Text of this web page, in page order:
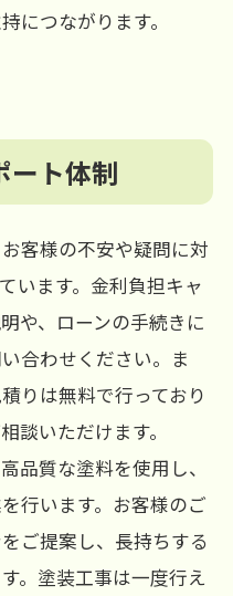
につながります。
ート体制
客様の不安や疑問に対
います。金利負担キャ
や、ローンの手続きに
合わせください。ま
りは無料で行っており
談いただけます。
品質な塗料を使用し、
行います。お客様のご
ご提案し、長持ちする
。塗装工事は一度行え